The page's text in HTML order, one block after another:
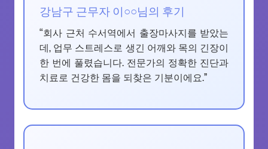
강남구 근무자 이○○님의 후기
“회사 근처 수서역에서 출장마사지를 받았는
데, 업무 스트레스로 생긴 어깨와 목의 긴장이
한 번에 풀렸습니다. 전문가의 정확한 진단과
치료로 건강한 몸을 되찾은 기분이에요.”